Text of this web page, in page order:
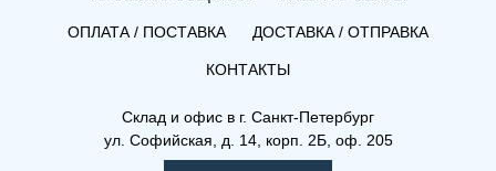
План Гигиена (ПГ), (ПГВ),
ОПЛАТА / ПОСТАВКА ДОСТАВКА / ОТПРАВКА
КОНТАКТЫ
Склад и офис в г. Санкт-Петербург
ул. Софийская, д. 14, корп. 2Б, оф. 205